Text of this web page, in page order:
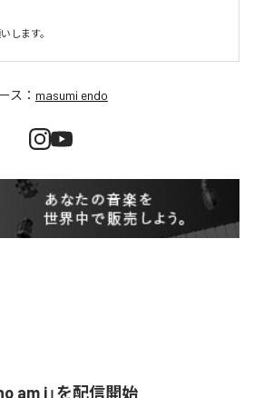
します。
ス： masumi endo
am i」を配信開始